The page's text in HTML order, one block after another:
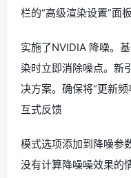
栏的“高级渲染设置”面
实施了NVIDIA 降噪。
染时立即消除噪点。新
决方案。确保将“更新
互式反馈
模式选项添加到降噪参
没有计算降噪噪效果的